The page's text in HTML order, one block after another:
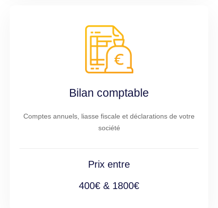
Bilan comptable
Comptes annuels, liasse fiscale et déclarations de votre
société
Prix entre
400€ & 1800€